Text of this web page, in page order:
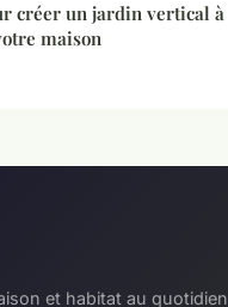
créer un jardin vertical à
maison
et habitat au quotidien